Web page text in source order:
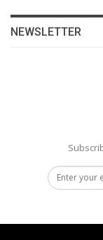
NEWSLETTER